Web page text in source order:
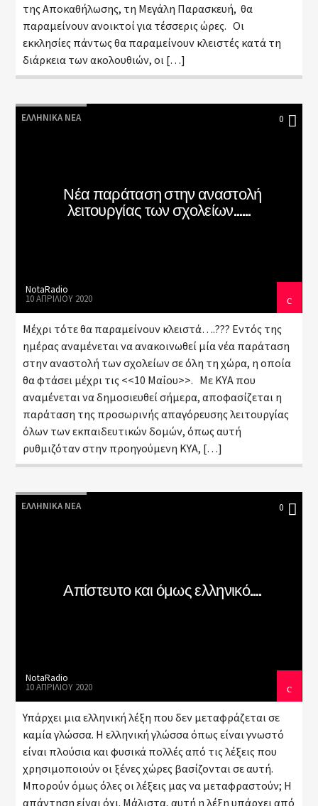
της Αποκαθήλωσης, τη Μεγάλη Παρασκευή, θα
παραμείνουν ανοικτοί για τέσσερις ώρες. Οι
εκκλησίες πάντως θα παραμείνουν κλειστές κατά τη
διάρκεια των ακολουθιών, οι […]
ΕΛΛΗΝΙΚΆ ΝΈΑ 0
Νέα παράταση στην αναστολή
λειτουργίας των σχολείων……
NotaRadio
10 ΑΠΡΙΛΊΟΥ 2020
Μέχρι τότε θα παραμείνουν κλειστά….??? Εντός της
ημέρας αναμένεται να ανακοινωθεί μία νέα παράταση
στην αναστολή των σχολείων σε όλη τη χώρα, η οποία
θα φτάσει μέχρι τις <<10 Μαΐου>>. Με ΚΥΑ που
αναμένεται να δημοσιευθεί σήμερα, αποφασίζεται η
παράταση της προσωρινής απαγόρευσης λειτουργίας
όλων των εκπαιδευτικών δομών, όπως αυτή
ρυθμιζόταν στην προηγούμενη ΚΥΑ, […]
ΕΛΛΗΝΙΚΆ ΝΈΑ 0
Απίστευτο και όμως ελληνικό….
NotaRadio
10 ΑΠΡΙΛΊΟΥ 2020
Υπάρχει μια ελληνική λέξη που δεν μεταφράζεται σε
καμία γλώσσα. Η ελληνική γλώσσα όπως είναι γνωστό
είναι πλούσια και φυσικά πολλές από τις λέξεις που
χρησιμοποιούν οι ξένες χώρες βασίζονται σε αυτή.
Μπορούν όμως όλες οι λέξεις μας να μεταφραστούν; Η
απάντηση είναι όχι. Μάλιστα, αυτή η λέξη υπάρχει από